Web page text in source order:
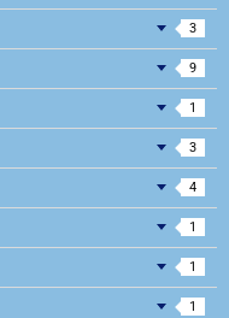
3
9
1
3
4
1
1
1